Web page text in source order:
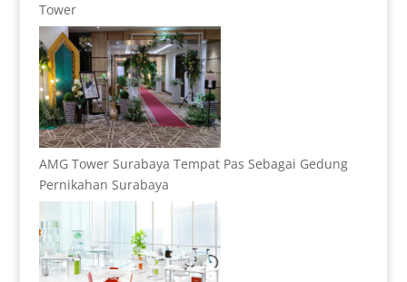
Tower
AMG Tower Surabaya Tempat Pas Sebagai Gedung
Pernikahan Surabaya